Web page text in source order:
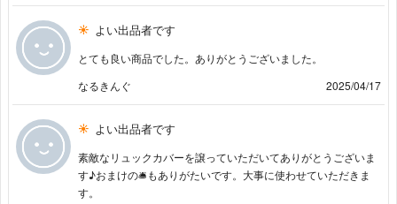
よい出品者です
とても良い商品でした。ありがとうございました。
なるきんぐ
2025/04/17
よい出品者です
素敵なリュックカバーを譲っていただいてありがとうございま
す♪おまけの🛎️もありがたいです。大事に使わせていただきま
す。